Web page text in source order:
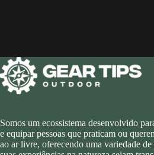
Somos um ecossistema desenvolvido
e equipar pessoas que praticam ou
ao ar livre, oferecendo uma variedade de